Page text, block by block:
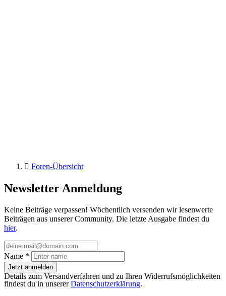
Foren-Übersicht
Newsletter Anmeldung
Keine Beiträge verpassen! Wöchentlich versenden wir lesenwerte
Beiträgen aus unserer Community. Die letzte Ausgabe findest du
hier.
Name *
Jetzt anmelden
Details zum Versandverfahren und zu Ihren Widerrufsmöglichkeiten
findest du in unsererDatenschutzerklärung.